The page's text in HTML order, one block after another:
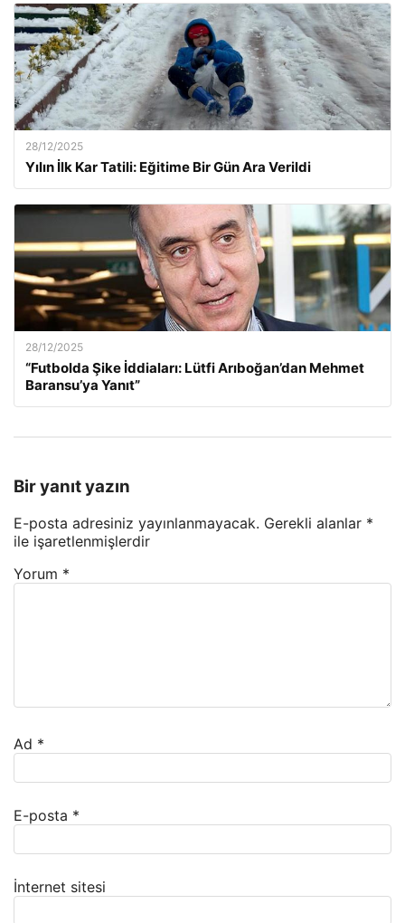
28/12/2025
Yılın İlk Kar Tatili: Eğitime Bir Gün Ara Verildi
28/12/2025
“Futbolda Şike İddiaları: Lütfi Arıboğan’dan Mehmet
Baransu’ya Yanıt”
Bir yanıt yazın
E-posta adresiniz yayınlanmayacak. Gerekli alanlar *
ile işaretlenmişlerdir
Yorum *
Ad *
E-posta *
İnternet sitesi